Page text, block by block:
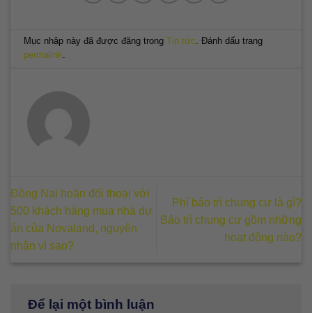
Mục nhập này đã được đăng trongTin tức. Đánh dấu trang
permalink.
Đồng Nai hoãn đối thoại với
500 khách hàng mua nhà dự
án của Novaland, nguyên
nhân vì sao?
Phí bảo trì chung cư là gì?
Bảo trì chung cư gồm những
hoạt động nào?
Để lại một bình luận